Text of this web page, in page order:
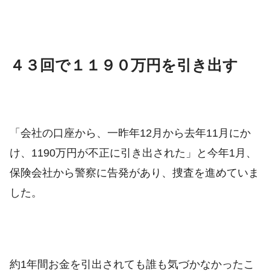
４３回で１１９０万円を引き出す
「会社の口座から、一昨年12月から去年11月にか
け、1190万円が不正に引き出された」と今年1月、
保険会社から警察に告発があり、捜査を進めていま
した。
約1年間お金を引出されても誰も気づかなかったこ